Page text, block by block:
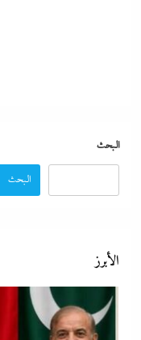
البحث
البحث
الأبرز
“دكتوراه فخرية يابانية